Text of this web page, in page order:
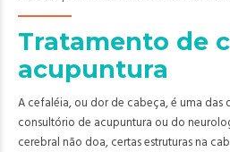
Tratamento de
acupuntura
A cefaléia, ou dor de cabeça, é uma das
consultório de acupuntura ou do
cerebral não doa, certas estruturas na